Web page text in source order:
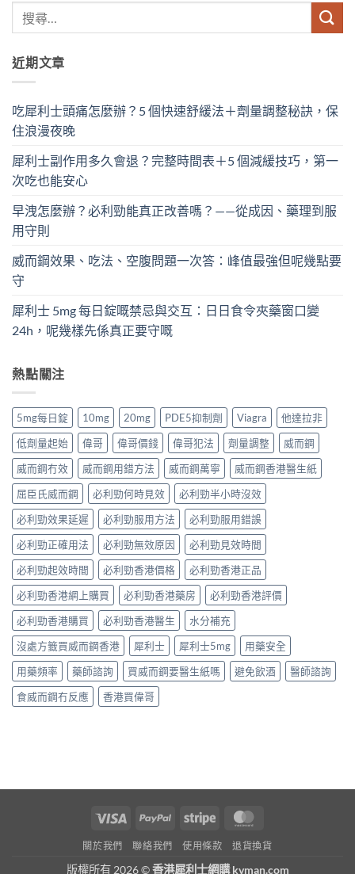
近期文章
吃犀利士頭痛怎麼辦？5 個快速舒緩法＋劑量調整秘訣，保
住浪漫夜晚
犀利士副作用多久會退？完整時間表＋5 個減緩技巧，第一
次吃也能安心
早洩怎麼辦？必利勁能真正改善嗎？——從成因、藥理到服
用守則
威而鋼效果、吃法、空腹問題一次答：峰值最強但呢幾點要
守
犀利士 5mg 每日錠嘅禁忌與交互：日日食令夾藥窗口變
24h，呢幾樣先係真正要守嘅
熱點關注
5mg每日錠 10mg 20mg PDE5抑制劑 Viagra
他達拉非
低劑量起始
偉哥 偉哥價錢 偉哥犯法 劑量調整
威而鋼
威而鋼冇效
威而鋼用錯方法 威而鋼萬寧
威而鋼香港醫生紙
屈臣氏威而鋼
必利勁何時見效
必利勁半小時沒效
必利勁效果延遲
必利勁服用方法
必利勁服用錯誤
必利勁正確用法
必利勁無效原因
必利勁見效時間
必利勁起效時間
必利勁香港價格
必利勁香港正品
必利勁香港網上購買
必利勁香港藥房
必利勁香港評價
必利勁香港購買
必利勁香港醫生
水分補充
沒處方籤買威而鋼香港
犀利士 犀利士5mg
用藥安全
用藥頻率
藥師諮詢 買威而鋼要醫生紙嗎 避免飲酒
醫師諮詢
食威而鋼冇反應
香港買偉哥
Visa PayPal Stripe
關於我們 聯絡我們 使用條款 退貨換貨
版權所有 2026 ©香港犀利士網購 kvman.com